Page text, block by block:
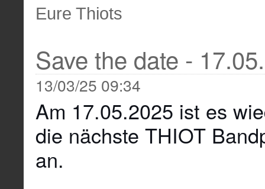
Eure Thiots
Save the date -
13/03/25 09:34
Am 17.05.2025 ist es
die nächste THIOT
an.